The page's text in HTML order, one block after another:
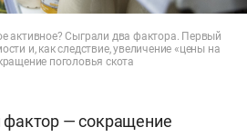
активное? Сыграли два фактора. Первый
и, как следствие, увеличение «цены на
поголовья скота
фактор — сокращение